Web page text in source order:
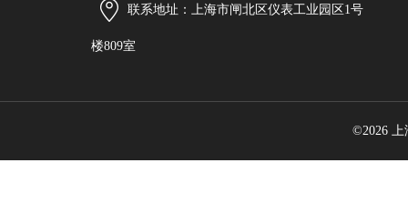
联系地址：上海市闸北区仪表工业园区1号
楼809室
©2026